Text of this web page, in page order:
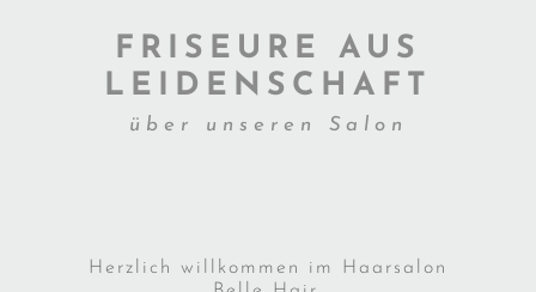
FRISEURE AUS
LEIDENSCHAFT
über unseren Salon
Herzlich willkommen im Haarsalon